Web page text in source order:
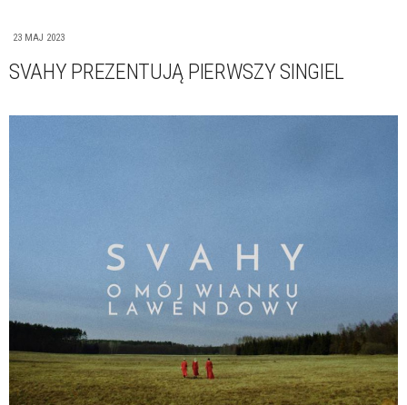
23 MAJ 2023
SVAHY PREZENTUJĄ PIERWSZY SINGIEL